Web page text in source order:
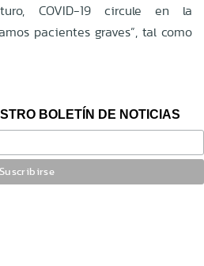
COVID-19 circule en la
pacientes graves”, tal como
BOLETÍN DE NOTICIAS